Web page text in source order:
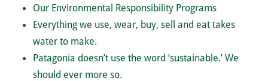
Our Environmental Responsibility Programs
Everything we use, wear, buy, sell and eat takes
water to make.
Patagonia doesn’t use the word ‘sustainable.’ We
should ever more so.